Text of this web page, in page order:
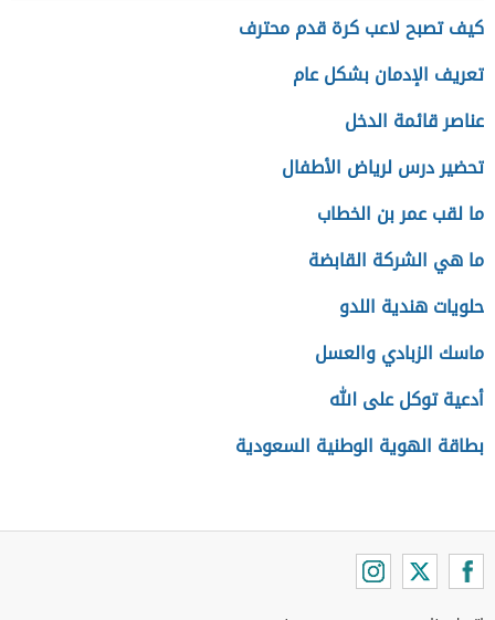
كيف تصبح لاعب كرة قدم محترف
تعريف الإدمان بشكل عام
عناصر قائمة الدخل
تحضير درس لرياض الأطفال
ما لقب عمر بن الخطاب
ما هي الشركة القابضة
حلويات هندية اللدو
ماسك الزبادي والعسل
أدعية توكل على الله
بطاقة الهوية الوطنية السعودية